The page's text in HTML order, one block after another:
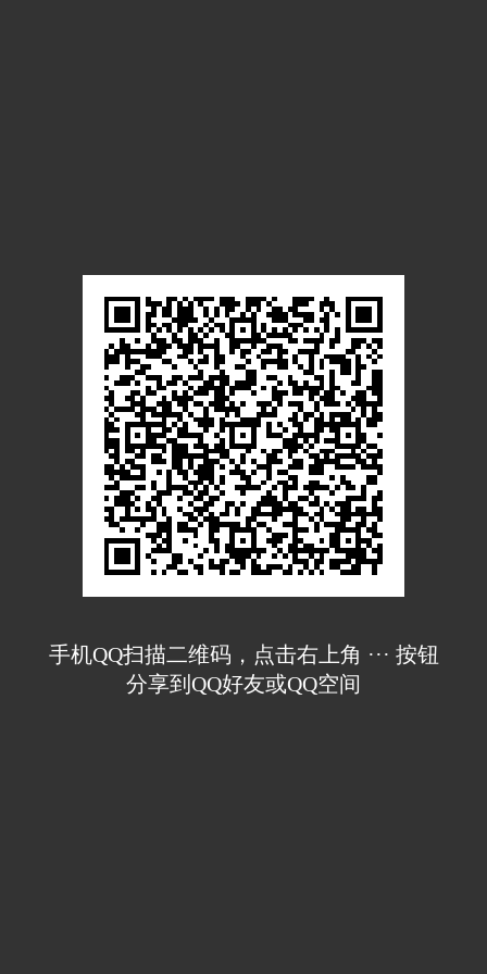
手机QQ扫描二维码，点击右上角 ··· 按钮
分享到QQ好友或QQ空间